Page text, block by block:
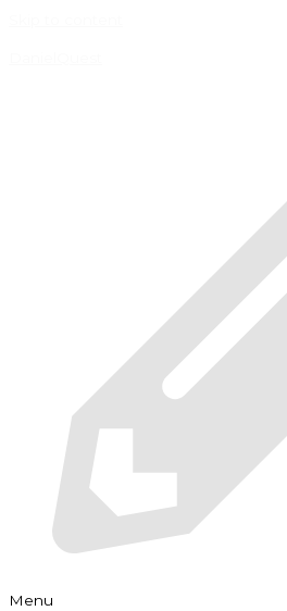
Menu